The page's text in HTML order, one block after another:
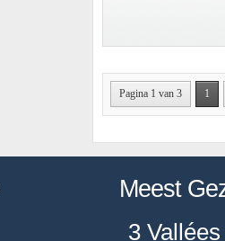
Pagina 1 van 3 1
Meest
3 Vallées